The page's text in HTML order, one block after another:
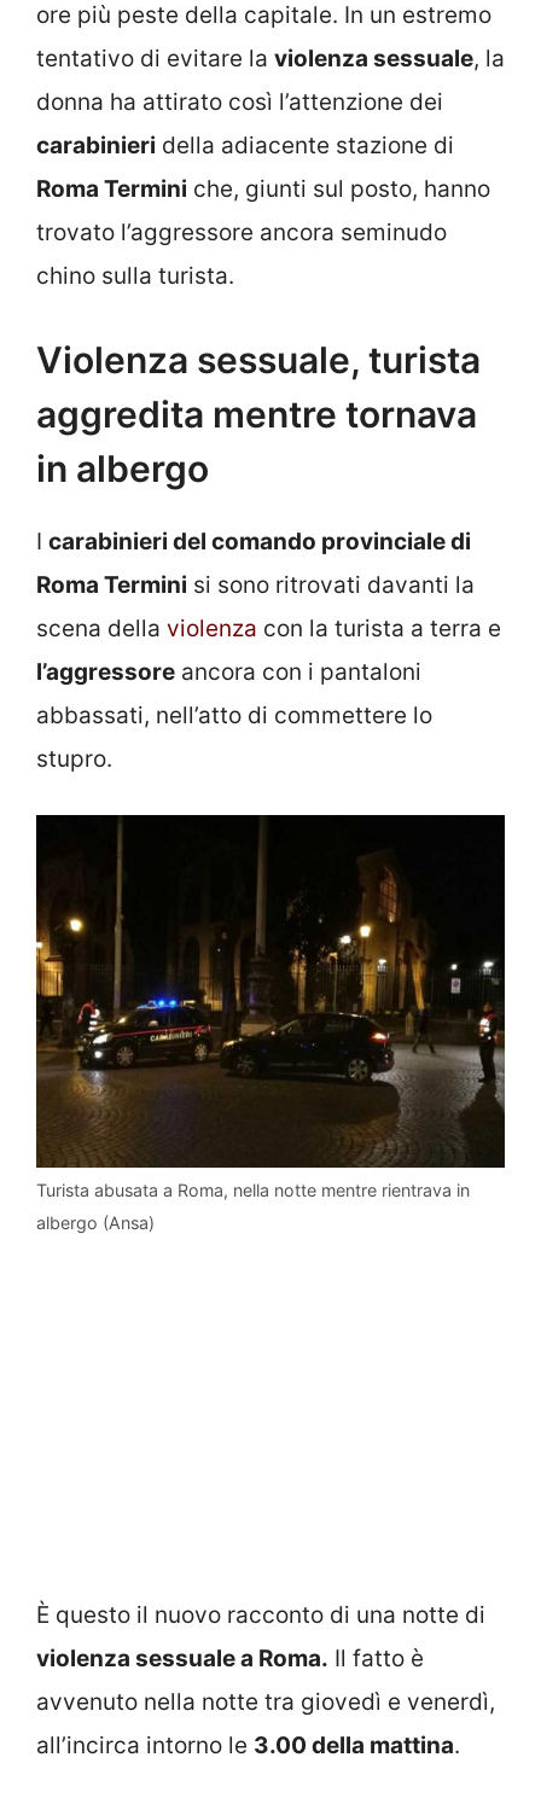
ore più peste della capitale. In un estremo
tentativo di evitare la violenza sessuale, la
donna ha attirato così l’attenzione dei
carabinieri della adiacente stazione di
Roma Termini che, giunti sul posto, hanno
trovato l’aggressore ancora seminudo
chino sulla turista.
Violenza sessuale, turista
aggredita mentre tornava
in albergo
I carabinieri del comando provinciale di
Roma Termini si sono ritrovati davanti la
scena della violenza con la turista a terra e
l’aggressore ancora con i pantaloni
abbassati, nell’atto di commettere lo
stupro.
Turista abusata a Roma, nella notte mentre rientrava in
albergo (Ansa)
È questo il nuovo racconto di una notte di
violenza sessuale a Roma. Il fatto è
avvenuto nella notte tra giovedì e venerdì,
all’incirca intorno le 3.00 della mattina.